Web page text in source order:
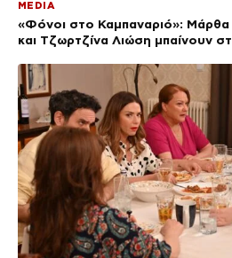
MEDIA
«Φόνοι στο Καμπαναριό»:
και Τζωρτζίνα Λιώση μπαίνουν